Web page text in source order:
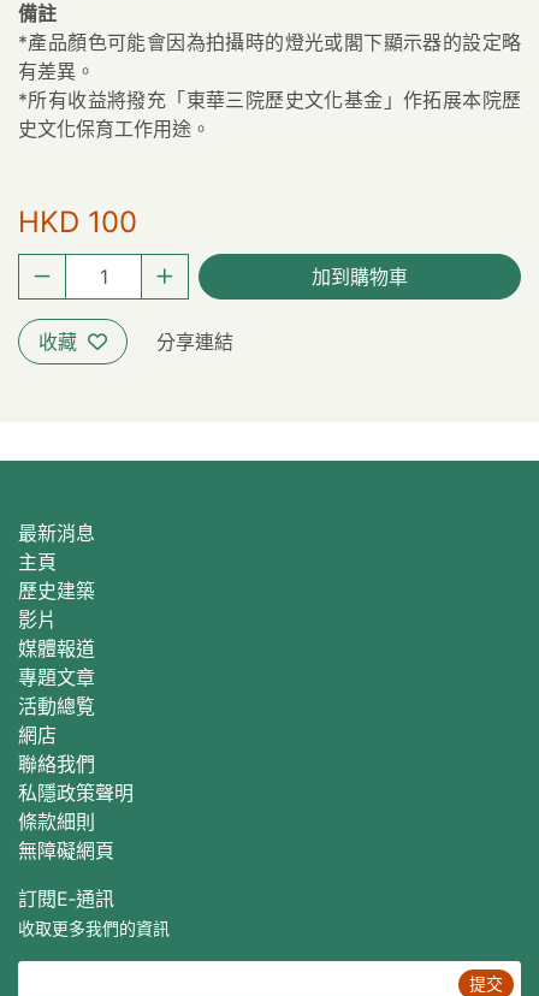
備註
*產品顏色可能會因為拍攝時的燈光或閣下顯示器的設定略
有差異。
*所有收益將撥充「東華三院歷史文化基金」作拓展本院歷
史文化保育工作用途。
HKD 100
加到購物車
收藏 分享連結
最新消息
主頁
歷史建築
影片
媒體報道
專題文章
活動總覧
網店
聯絡我們
私隱政策聲明
條款細則
無障礙網頁
訂閱E‐通訊
收取更多我們的資訊
提交